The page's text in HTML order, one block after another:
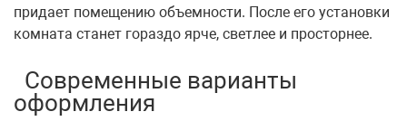
придает помещению объемности. После его установки
комната станет гораздо ярче, светлее и просторнее.
Современные варианты
оформления